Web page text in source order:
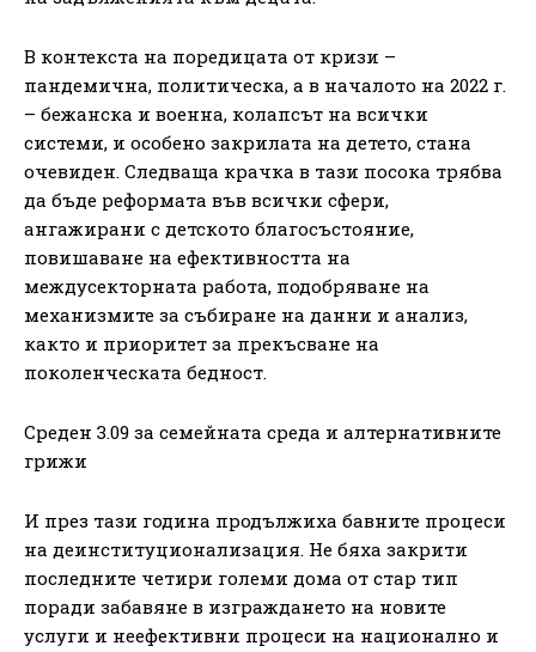
В контекста на поредицата от кризи –
пандемична, политическа, а в началото на 2022 г.
– бежанска и военна, колапсът на всички
системи, и особено закрилата на детето, стана
очевиден. Следваща крачка в тази посока трябва
да бъде реформата във всички сфери,
ангажирани с детското благосъстояние,
повишаване на ефективността на
междусекторната работа, подобряване на
механизмите за събиране на данни и анализ,
както и приоритет за прекъсване на
поколенческата бедност.
Среден 3.09 за семейната среда и алтернативните
грижи
И през тази година продължиха бавните процеси
на деинституционализация. Не бяха закрити
последните четири големи дома от стар тип
поради забавяне в изграждането на новите
услуги и неефективни процеси на национално и